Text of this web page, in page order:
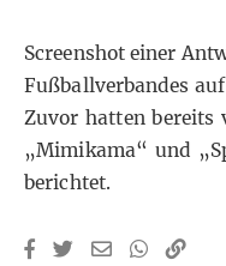
Screenshot einer
Fußballverbandes
Zuvor hatten bereits
„Mimikama“ und „
berichtet.